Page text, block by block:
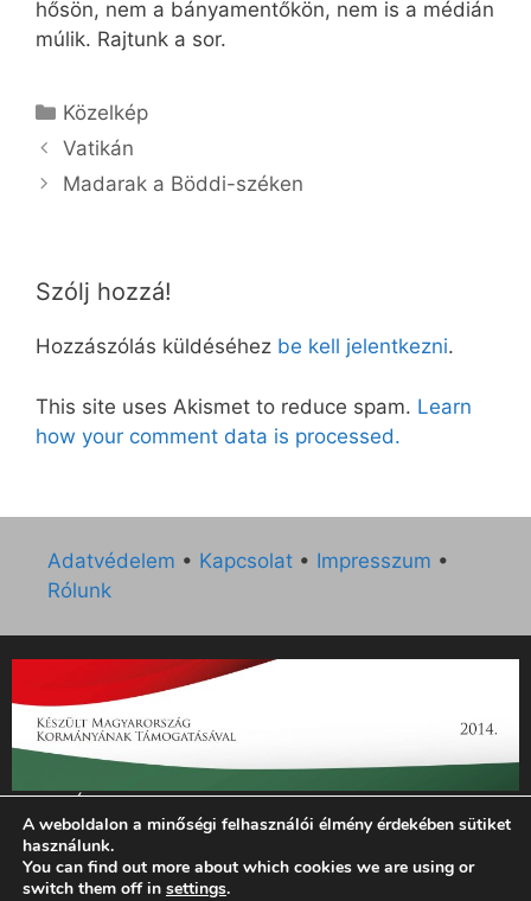
hősön, nem a bányamentőkön, nem is a médián
múlik. Rajtunk a sor.
Kategória
Közelkép
Vatikán
Madarak a Böddi-széken
Szólj hozzá!
Hozzászólás küldéséhez be kell jelentkezni.
This site uses Akismet to reduce spam. Learn
how your comment data is processed.
Adatvédelem • Kapcsolat • Impresszum •
Rólunk
„Az Új Ember katolikus hetilap 2014. évi működésének
támogatását az EGYH-KCP-14-P-0121 sz. támogatási
szerződés keretében 3 000 000 Ft összegben támogatta az
Emberi Erőforrások Minisztériuma.”
A weboldalon a minőségi felhasználói élmény érdekében sütiket
használunk.
You can find out more about which cookies we are using or
switch them off in settings.